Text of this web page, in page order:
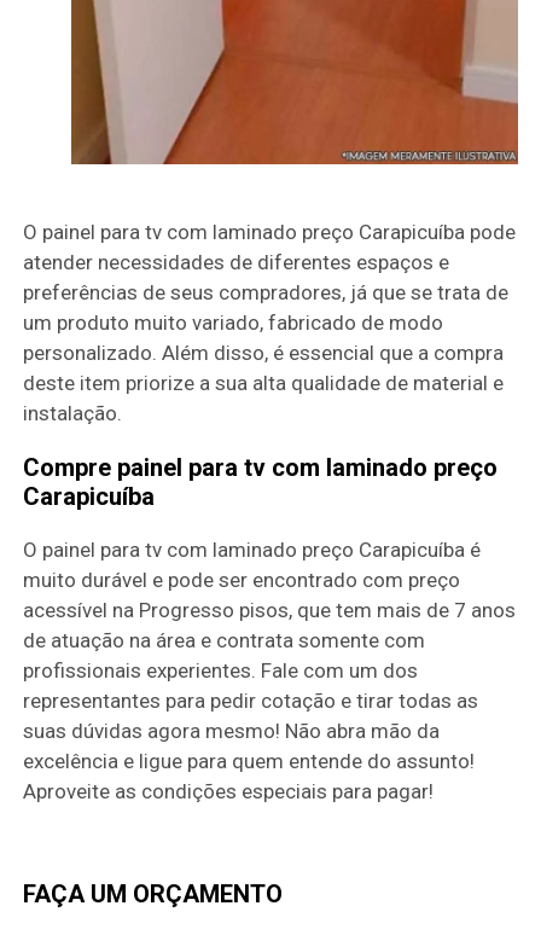
O painel para tv com laminado preço Carapicuíba pode
atender necessidades de diferentes espaços e
preferências de seus compradores, já que se trata de
um produto muito variado, fabricado de modo
personalizado. Além disso, é essencial que a compra
deste item priorize a sua alta qualidade de material e
instalação.
Compre painel para tv com laminado preço
Carapicuíba
O painel para tv com laminado preço Carapicuíba é
muito durável e pode ser encontrado com preço
acessível na Progresso pisos, que tem mais de 7 anos
de atuação na área e contrata somente com
profissionais experientes. Fale com um dos
representantes para pedir cotação e tirar todas as
suas dúvidas agora mesmo! Não abra mão da
excelência e ligue para quem entende do assunto!
Aproveite as condições especiais para pagar!
FAÇA UM ORÇAMENTO